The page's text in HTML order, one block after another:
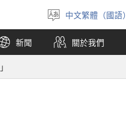
選
擇
語
言
中文繁體（國語）
新聞 關於我們